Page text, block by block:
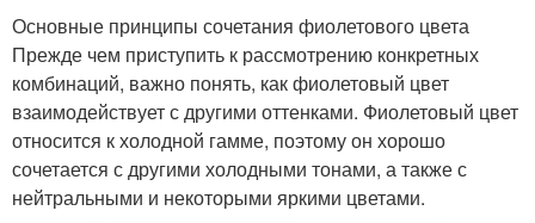
Основные принципы сочетания фиолетового цвета
Прежде чем приступить к рассмотрению конкретных
комбинаций, важно понять, как фиолетовый цвет
взаимодействует с другими оттенками. Фиолетовый цвет
относится к холодной гамме, поэтому он хорошо
сочетается с другими холодными тонами, а также с
нейтральными и некоторыми яркими цветами.